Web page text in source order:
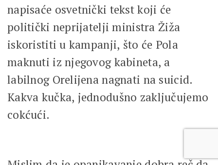
napisaće osvetnički tekst koji će
politički neprijatelji ministra Žiža
iskoristiti u kampanji, što će Pola
maknuti iz njegovog kabineta, a
labilnog Orelijena nagnati na suicid.
Kakva kučka, jednodušno zaključujemo
cokćući.